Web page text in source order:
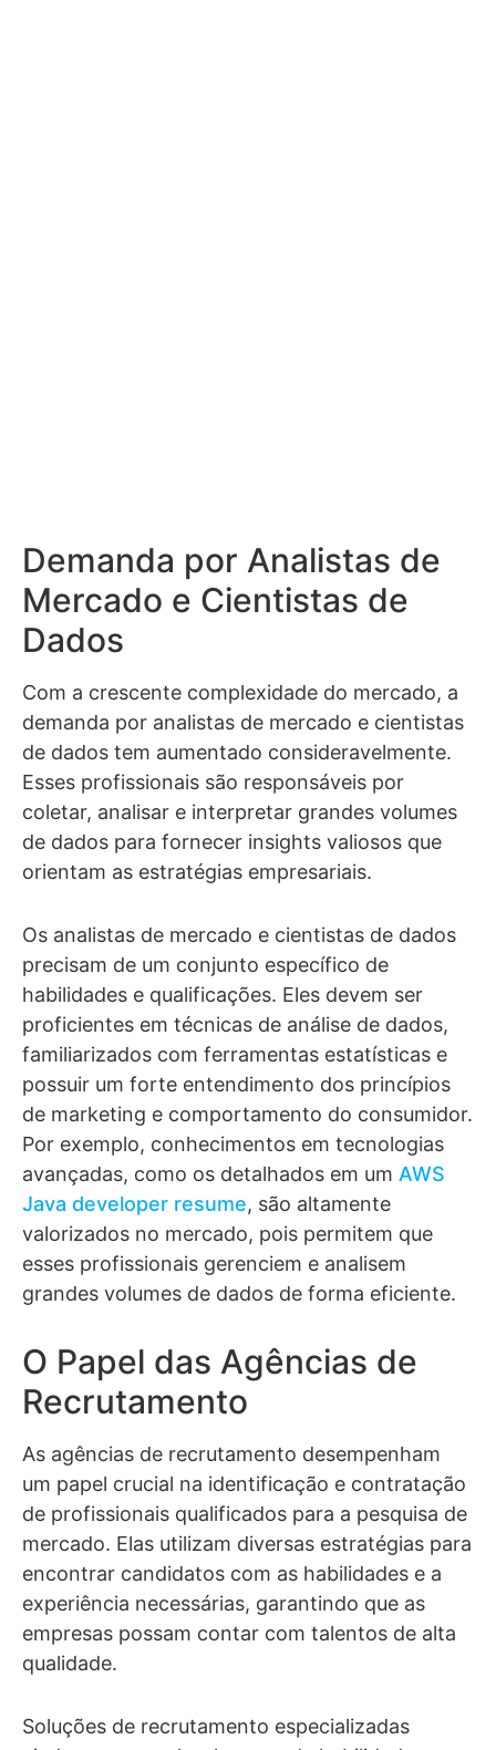
Demanda por Analistas de
Mercado e Cientistas de
Dados
Com a crescente complexidade do mercado, a
demanda por analistas de mercado e cientistas
de dados tem aumentado consideravelmente.
Esses profissionais são responsáveis por
coletar, analisar e interpretar grandes volumes
de dados para fornecer insights valiosos que
orientam as estratégias empresariais.
Os analistas de mercado e cientistas de dados
precisam de um conjunto específico de
habilidades e qualificações. Eles devem ser
proficientes em técnicas de análise de dados,
familiarizados com ferramentas estatísticas e
possuir um forte entendimento dos princípios
de marketing e comportamento do consumidor.
Por exemplo, conhecimentos em tecnologias
avançadas, como os detalhados em um AWS
Java developer resume, são altamente
valorizados no mercado, pois permitem que
esses profissionais gerenciem e analisem
grandes volumes de dados de forma eficiente.
O Papel das Agências de
Recrutamento
As agências de recrutamento desempenham
um papel crucial na identificação e contratação
de profissionais qualificados para a pesquisa de
mercado. Elas utilizam diversas estratégias para
encontrar candidatos com as habilidades e a
experiência necessárias, garantindo que as
empresas possam contar com talentos de alta
qualidade.
Soluções de recrutamento especializadas